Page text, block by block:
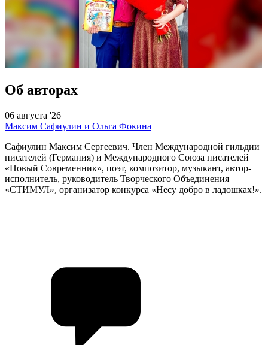
Об авторах
06 августа '26
Максим Сафиулин и Ольга Фокина
Сафиулин Максим Сергеевич. Член Международной гильдии
писателей (Германия) и Международного Союза писателей
«Новый Современник», поэт, композитор, музыкант, автор-
исполнитель, руководитель Творческого Объединения
«СТИМУЛ», организатор конкурса «Несу добро в ладошках!».